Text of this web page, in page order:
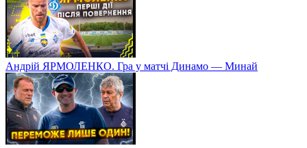
Андрій ЯРМОЛЕНКО. Гра у матчі Динамо — Минай